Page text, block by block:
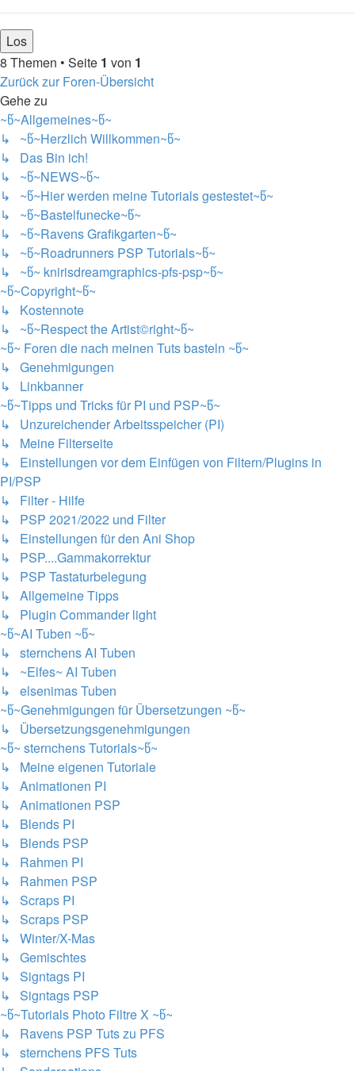
8 Themen • Seite 1 von 1
Zurück zur Foren-Übersicht
Gehe zu
~წ~Allgemeines~წ~
↳ ~წ~Herzlich Willkommen~წ~
↳ Das Bin ich!
↳ ~წ~NEWS~წ~
↳ ~წ~Hier werden meine Tutorials gestestet~წ~
↳ ~წ~Bastelfunecke~წ~
↳ ~წ~Ravens Grafikgarten~წ~
↳ ~წ~Roadrunners PSP Tutorials~წ~
↳ ~წ~ knirisdreamgraphics-pfs-psp~წ~
~წ~Copyright~წ~
↳ Kostennote
↳ ~წ~Respect the Artist©right~წ~
~წ~ Foren die nach meinen Tuts basteln ~წ~
↳ Genehmigungen
↳ Linkbanner
~წ~Tipps und Tricks für PI und PSP~წ~
↳ Unzureichender Arbeitsspeicher (PI)
↳ Meine Filterseite
↳ Einstellungen vor dem Einfügen von Filtern/Plugins in
PI/PSP
↳ Filter - Hilfe
↳ PSP 2021/2022 und Filter
↳ Einstellungen für den Ani Shop
↳ PSP....Gammakorrektur
↳ PSP Tastaturbelegung
↳ Allgemeine Tipps
↳ Plugin Commander light
~წ~AI Tuben ~წ~
↳ sternchens AI Tuben
↳ ~Elfes~ AI Tuben
↳ elsenimas Tuben
~წ~Genehmigungen für Übersetzungen ~წ~
↳ Übersetzungsgenehmigungen
~წ~ sternchens Tutorials~წ~
↳ Meine eigenen Tutoriale
↳ Animationen PI
↳ Animationen PSP
↳ Blends PI
↳ Blends PSP
↳ Rahmen PI
↳ Rahmen PSP
↳ Scraps PI
↳ Scraps PSP
↳ Winter/X-Mas
↳ Gemischtes
↳ Signtags PI
↳ Signtags PSP
~წ~Tutorials Photo Filtre X ~წ~
↳ Ravens PSP Tuts zu PFS
↳ sternchens PFS Tuts